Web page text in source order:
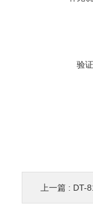
验
上一篇 : DT-